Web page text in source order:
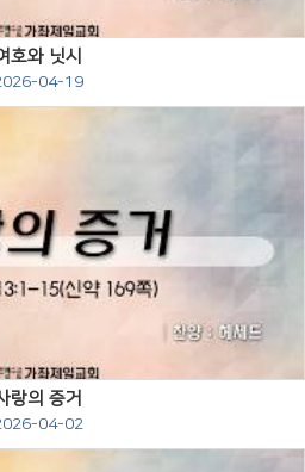
호와 닛시
04-19
Views
랑의 증거
04-02